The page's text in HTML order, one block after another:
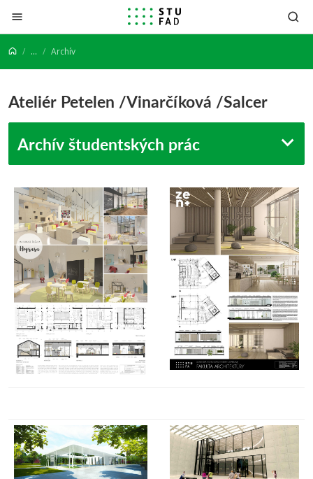
Prejsť na obsah
... Archív
Ateliér Petelen /Vinarčíková /Salcer
Archív študentských prác